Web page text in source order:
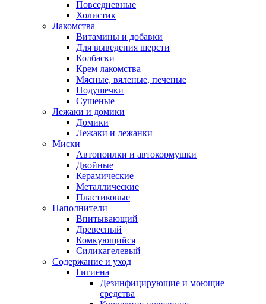
Повседневные
Холистик
Лакомства
Витамины и добавки
Для выведения шерсти
Колбаски
Крем лакомства
Мясные, вяленые, печеные
Подушечки
Сушеные
Лежаки и домики
Домики
Лежаки и лежанки
Миски
Автопоилки и автокормушки
Двойные
Керамические
Металлические
Пластиковые
Наполнители
Впитывающий
Древесный
Комкующийся
Силикагелевый
Содержание и уход
Гигиена
Дезинфицирующие и моющие
средства